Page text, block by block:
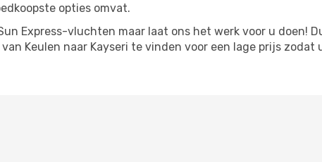
opties omvat.
Express-vluchten maar laat ons het werk voor u doen!
Keulen naar Kayseri te vinden voor een lage prijs zodat